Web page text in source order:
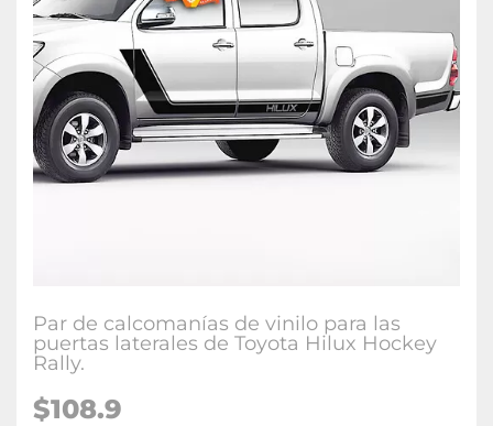
Par de calcomanías de vinilo para las
puertas laterales de Toyota Hilux Hockey
Rally.
$108.9